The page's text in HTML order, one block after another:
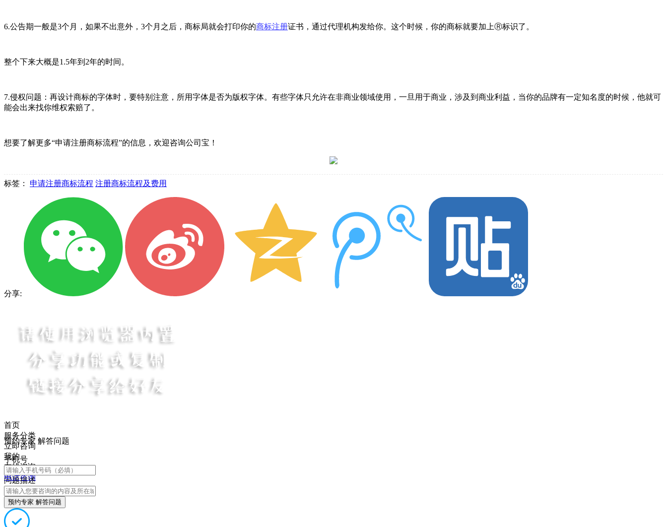
6.公告期一般是3个月，如果不出意外，3个月之后，商标局就会打印你的商标注册证书，通过代理机构发给你。这个时候，你的商标就要加上Ⓡ标识了。
整个下来大概是1.5年到2年的时间。
7.侵权问题：再设计商标的字体时，要特别注意，所用字体是否为版权字体。有些字体只允许在非商业领域使用，一旦用于商业，涉及到商业利益，当你的品牌有一定知名度的时候，他就可
能会出来找你维权索赔了。
想要了解更多“申请注册商标流程”的信息，欢迎咨询公司宝！
标签： 申请注册商标流程 注册商标流程及费用
分享:
首页
服务分类
立即咨询
我的
在线咨询
电话咨询
预约专家 解答问题
手机号
问题描述
预约专家 解答问题